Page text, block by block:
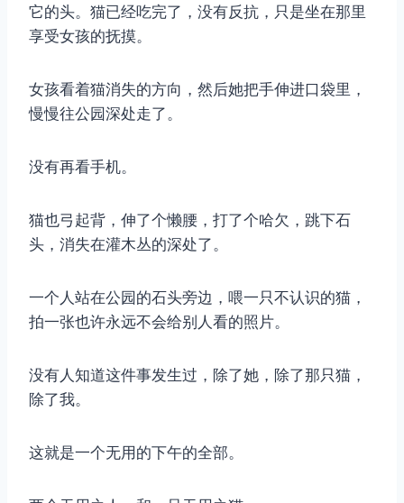
它的头。猫已经吃完了，没有反抗，只是坐在那里
享受女孩的抚摸。
女孩看着猫消失的方向，然后她把手伸进口袋里，
慢慢往公园深处走了。
没有再看手机。
猫也弓起背，伸了个懒腰，打了个哈欠，跳下石
头，消失在灌木丛的深处了。
一个人站在公园的石头旁边，喂一只不认识的猫，
拍一张也许永远不会给别人看的照片。
没有人知道这件事发生过，除了她，除了那只猫，
除了我。
这就是一个无用的下午的全部。